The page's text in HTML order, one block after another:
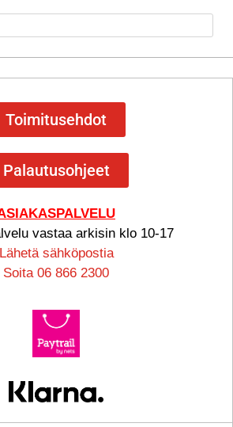
Toimitusehdot
Palautusohjeet
vastaa arkisin klo 10-17
Lähetä sähköpostia
Soita 06 866 2300